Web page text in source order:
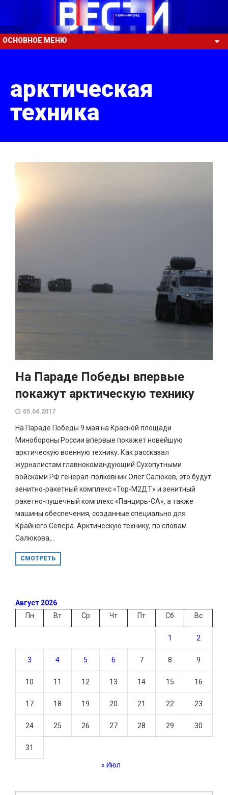
ОСНОВНОЕ МЕНЮ
арктическая
техника
На Параде Победы впервые
покажут арктическую технику
05.04.2017
На Параде Победы 9 мая на Красной площади
Минобороны России впервые покажет новейшую
арктическую военную технику. Как рассказал
журналистам главнокомандующий Сухопутными
войсками РФ генерал-полковник Олег Салюков, это будут
зенитно-ракетный комплекс «Тор-М2ДТ» и зенитный
ракетно-пушечный комплекс «Панцирь-СА», а также
машины обеспечения, созданные специально для
Крайнего Севера. Арктическую технику, по словам
Салюкова,...
СМОТРЕТЬ
Август 2026
Пн
Вт Ср Чт Пт Сб Вс
1 2
3 4 5 6 7 8 9
10 11 12 13 14 15 16
17 18 19 20 21 22 23
24 25 26 27 28 29 30
31
« Июл